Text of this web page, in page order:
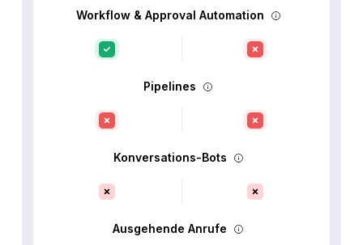
Workflow & Approval Automation
Pipelines
Konversations-Bots
Ausgehende Anrufe